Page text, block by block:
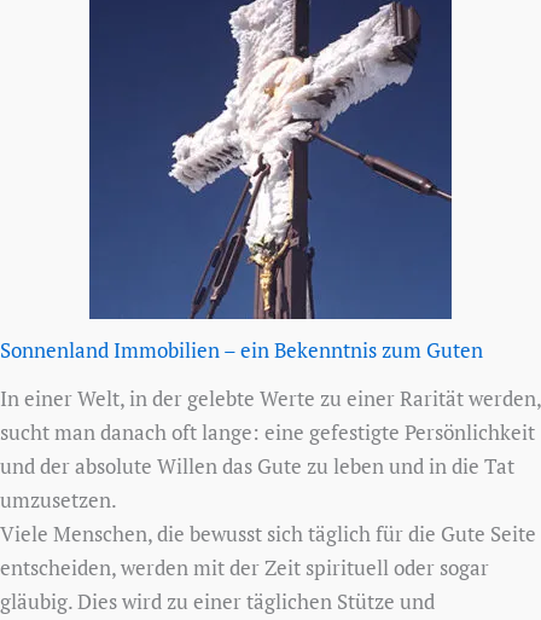
Sonnenland Immobilien – ein Bekenntnis zum Guten
In einer Welt, in der gelebte Werte zu einer Rarität werden,
sucht man danach oft lange: eine gefestigte Persönlichkeit
und der absolute Willen das Gute zu leben und in die Tat
umzusetzen.
Viele Menschen, die bewusst sich täglich für die Gute Seite
entscheiden, werden mit der Zeit spirituell oder sogar
gläubig. Dies wird zu einer täglichen Stütze und